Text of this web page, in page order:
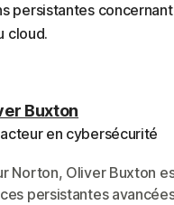
persistantes
cloud.
Buxton
en cybersécurité
Norton, Oliver Buxton
persistantes